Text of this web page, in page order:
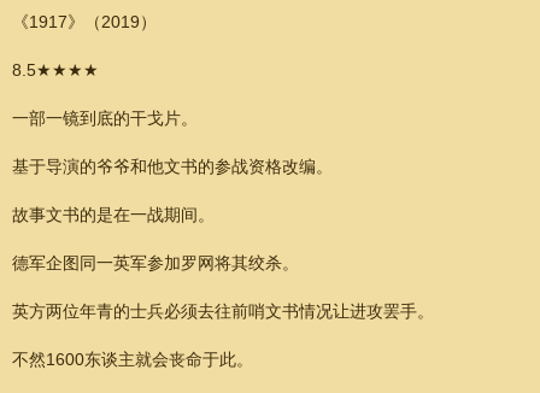
《1917》（2019）
8.5★★★★
一部一镜到底的干戈片。
基于导演的爷爷和他文书的参战资格改编。
故事文书的是在一战期间。
德军企图同一英军参加罗网将其绞杀。
英方两位年青的士兵必须去往前哨文书情况让进攻罢手。
不然1600东谈主就会丧命于此。